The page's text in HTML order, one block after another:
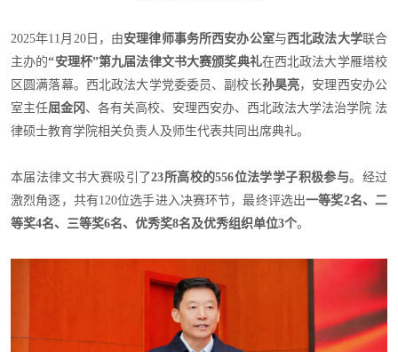
2025年11月20日，由安理律师事务所西安办公室与西北政法大学联合
主办的“安理杯”第九届法律文书大赛颁奖典礼在西北政法大学雁塔校
区圆满落幕。西北政法大学党委委员、副校长孙昊亮，安理西安办公
室主任屈金冈 、各有关高校、安理西安办、西北政法大学法治学院 法
律硕士教育学院相关负责人及师生代表共同出席典礼。
本届法律文书大赛吸引了23所高校的556位法学学子积极参与。经过
激烈角逐，共有120位选手进入决赛环节，最终评选出一等奖2名、二
等奖4名、三等奖6名、优秀奖8名及优秀组织单位3个。